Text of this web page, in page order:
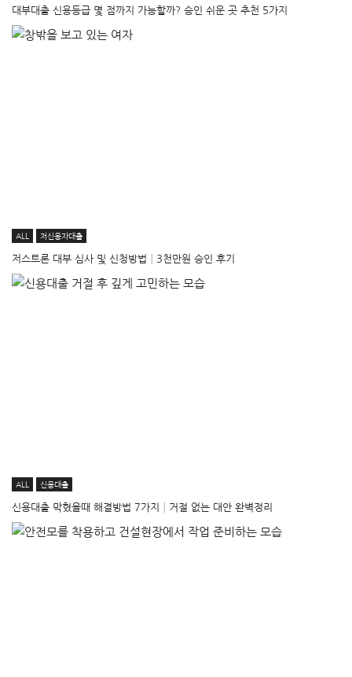
대부대출 신용등급 몇 점까지 가능할까? 승인 쉬운 곳 추천 5가지
ALL 저신용자대출
저스트론 대부 심사 및 신청방법│3천만원 승인 후기
ALL 신용대출
신용대출 막혔을때 해결방법 7가지│거절 없는 대안 완벽정리